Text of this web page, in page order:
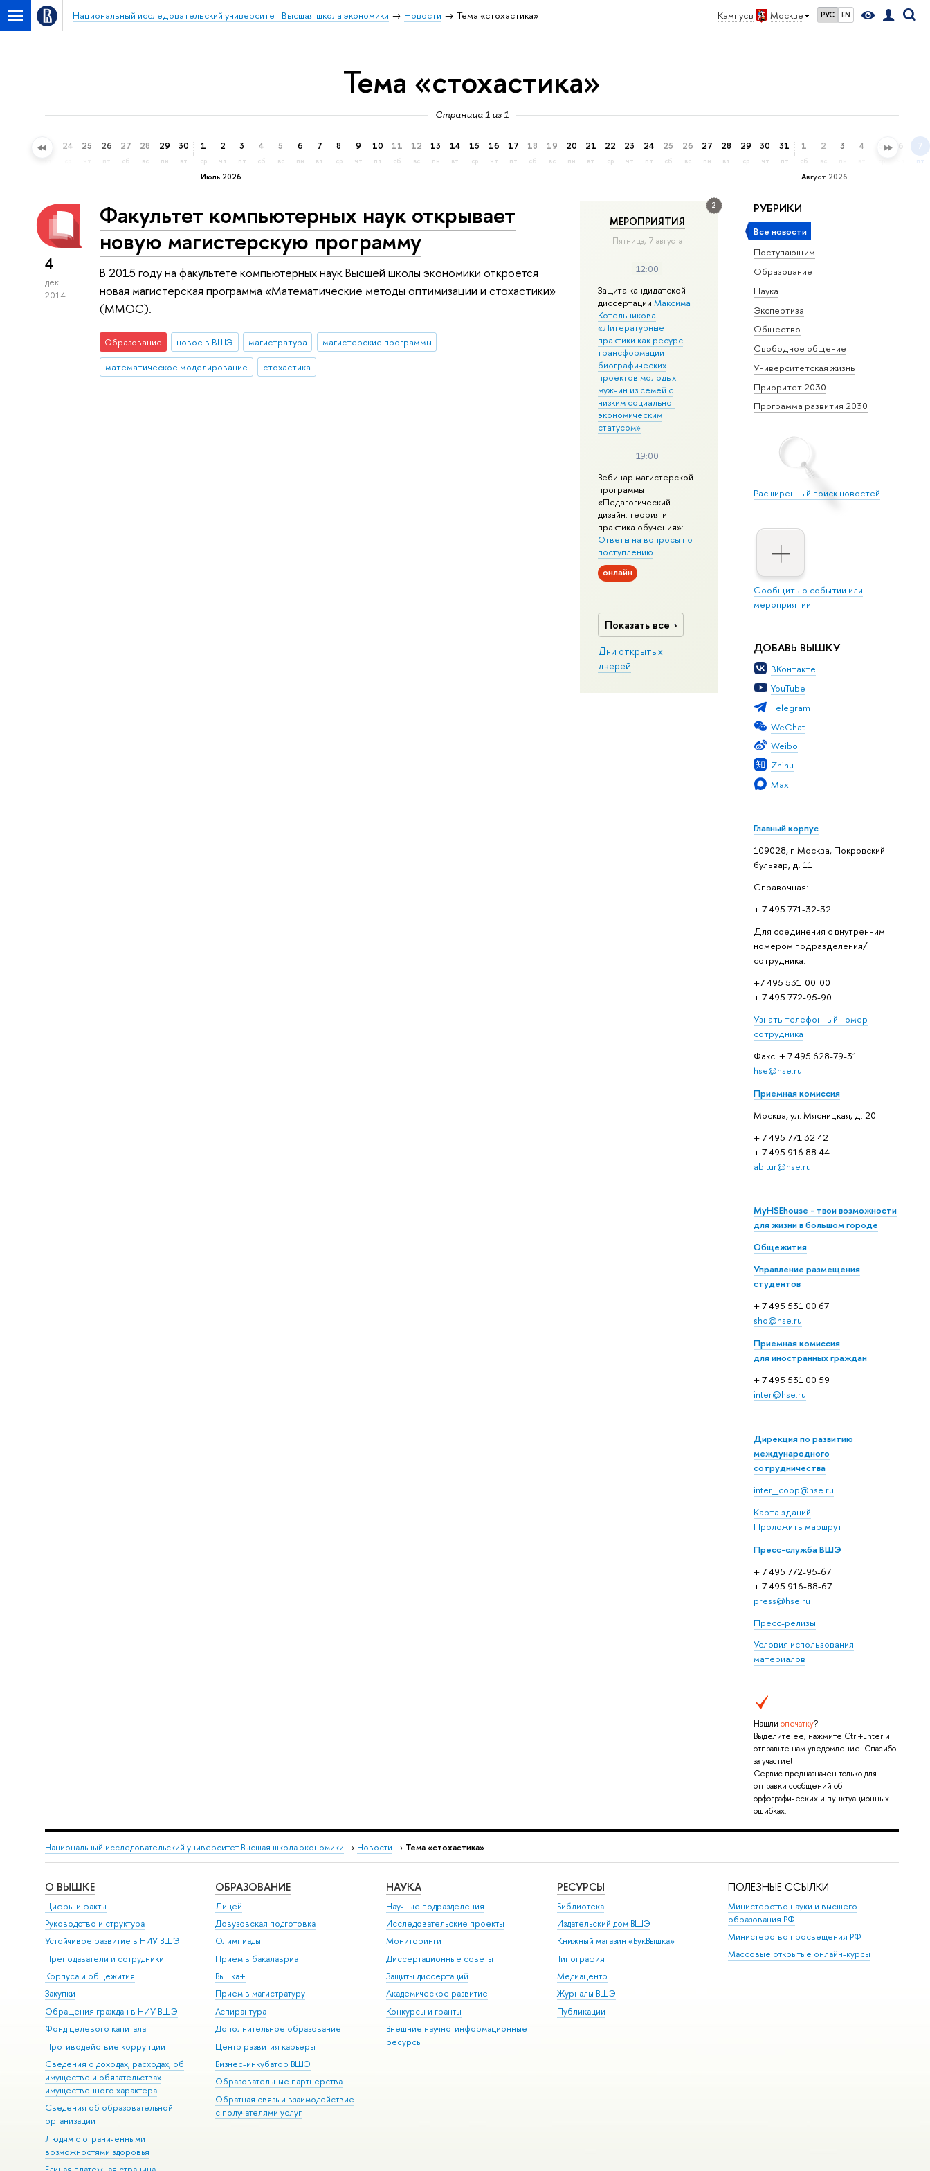
Кампус в Москве РУС EN
Национальный исследовательский университет Высшая школа экономики Новости Тема «стохастика»
Тема «стохастика»
Страница 1 из 1
23 24 25 26
пт
27
сб
28
вс
29
пн
30
вт
Июль 2026
1
ср
2
чт
3
пт
4
сб
5
вс
6
пн
7
вт
8
ср
9
чт
10
пт
11
сб
12
вс
13
пн
14
вт
15
ср
16
чт
17
пт
18
сб
19
вс
20
пн
21
вт
22
ср
23
чт
24
пт
25
сб
26
вс
27
пн
28
вт
29
ср
30
чт
31
пт
Август 2026
1
сб
2
вс
3 4 5 6 7
пт
РУБРИКИ
Все новости
Поступающим
Образование
Наука
Экспертиза
Общество
Свободное общение
Университетская жизнь
Приоритет 2030
Программа развития 2030
Расширенный поиск новостей
Сообщить о событии или
мероприятии
ДОБАВЬ ВЫШКУ
ВКонтакте
YouTube
Telegram
WeChat
Weibo
Zhihu
Max
Главный корпус
109028, г. Москва, Покровский
бульвар, д. 11
Справочная:
+ 7 495 771-32-32
Для соединения с внутренним
номером подразделения/
сотрудника:
+7 495 531-00-00
+ 7 495 772-95-90
Узнать телефонный номер
сотрудника
Факс: + 7 495 628-79-31
hse@hse.ru
Приемная комиссия
Москва, ул. Мясницкая, д. 20
+ 7 495 771 32 42
+ 7 495 916 88 44
abitur@hse.ru
MyHSEhouse - твои возможности
для жизни в большом городе
Общежития
Управление размещения
студентов
+ 7 495 531 00 67
sho@hse.ru
Приемная комиссия
для иностранных граждан
+ 7 495 531 00 59
inter@hse.ru
Дирекция по развитию
международного
сотрудничества
inter_coop@hse.ru
Карта зданий
Проложить маршрут
Пресс-служба ВШЭ
+ 7 495 772-95-67
+ 7 495 916-88-67
press@hse.ru
Пресс-релизы
Условия использования
материалов
Нашли опечатку?
Выделите её, нажмите Ctrl+Enter и
отправьте нам уведомление. Спасибо
за участие!
Сервис предназначен только для
отправки сообщений об
орфографических и пунктуационных
ошибках.
2
МЕРОПРИЯТИЯ
Пятница, 7 августа
12:00
Защита кандидатской
диссертации Максима
Котельникова
«Литературные
практики как ресурс
трансформации
биографических
проектов молодых
мужчин из семей с
низким социально-
экономическим
статусом»
19:00
Вебинар магистерской
программы
«Педагогический
дизайн: теория и
практика обучения»:
Ответы на вопросы по
поступлению
онлайн
Показать все
Дни открытых
дверей
4
дек
2014
Факультет компьютерных наук открывает
новую магистерскую программу
В 2015 году на факультете компьютерных наук Высшей школы экономики откроется
новая магистерская программа «Математические методы оптимизации и стохастики»
(ММОС).
Образование новое в ВШЭ магистратура
магистерские программы
математическое моделирование
стохастика
Национальный исследовательский университет Высшая школа экономики → Новости → Тема «стохастика»
О ВЫШКЕ
Цифры и факты
Руководство и структура
Устойчивое развитие в НИУ ВШЭ
Преподаватели и сотрудники
Корпуса и общежития
Закупки
Обращения граждан в НИУ ВШЭ
Фонд целевого капитала
Противодействие коррупции
Сведения о доходах, расходах, об
имуществе и обязательствах
имущественного характера
Сведения об образовательной
организации
Людям с ограниченными
возможностями здоровья
ОБРАЗОВАНИЕ
Лицей
Довузовская подготовка
Олимпиады
Прием в бакалавриат
Вышка+
Прием в магистратуру
Аспирантура
Дополнительное образование
Центр развития карьеры
Бизнес-инкубатор ВШЭ
Образовательные партнерства
Обратная связь и взаимодействие
с получателями услуг
НАУКА
Научные подразделения
Исследовательские проекты
Мониторинги
Диссертационные советы
Защиты диссертаций
Академическое развитие
Конкурсы и гранты
Внешние научно-информационные
ресурсы
РЕСУРСЫ
Библиотека
Издательский дом ВШЭ
Книжный магазин «БукВышка»
Типография
Медиацентр
Журналы ВШЭ
Публикации
ПОЛЕЗНЫЕ ССЫЛКИ
Министерство науки и высшего
образования РФ
Министерство просвещения РФ
Массовые открытые онлайн-курсы